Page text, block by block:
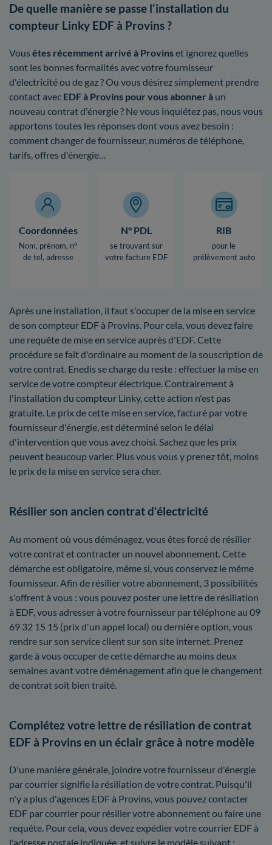
De quelle manière se passe l'installation du
compteur Linky EDF à Provins ?
Vous êtes récemment arrivé à Provinset ignorez quelles
sont les bonnes formalités avec votre fournisseur
d'électricité ou de gaz ? Ou vous désirez simplement prendre
contact avec EDF à Provins pour vous abonner à un
nouveau contrat d'énergie ? Ne vous inquiétez pas, nous vous
apportons toutes les réponses dont vous avez besoin :
comment changer de fournisseur, numéros de téléphone,
tarifs, offres d'énergie…
Coordonnées
Nom, prénom, n°
de tel, adresse
N° PDL
se trouvant sur
votre facture EDF
RIB
pour le
prélèvement auto
Après une installation, il faut s'occuper de la mise en service
de son compteur EDF à Provins. Pour cela, vous devez faire
une requête de mise en service auprès d'EDF. Cette
procédure se fait d'ordinaire au moment de la souscription de
votre contrat. Enedis se charge du reste : effectuer la mise en
service de votre compteur électrique. Contrairement à
l'installation du compteur Linky, cette action n'est pas
gratuite. Le prix de cette mise en service, facturé par votre
fournisseur d'énergie, est déterminé selon le délai
d'intervention que vous avez choisi. Sachez que les prix
peuvent beaucoup varier. Plus vous vous y prenez tôt, moins
le prix de la mise en service sera cher.
Résilier son ancien contrat d'électricité
Au moment où vous déménagez, vous êtes forcé de résilier
votre contrat et contracter un nouvel abonnement. Cette
démarche est obligatoire, même si, vous conservez le même
fournisseur. Afin de résilier votre abonnement, 3 possibilités
s'offrent à vous : vous pouvez poster une lettre de résiliation
à EDF, vous adresser à votre fournisseur par téléphone au 09
69 32 15 15 (prix d'un appel local) ou dernière option, vous
rendre sur son service client sur son site internet. Prenez
garde à vous occuper de cette démarche au moins deux
semaines avant votre déménagement afin que le changement
de contrat soit bien traité.
Complétez votre lettre de résiliation de contrat
EDF à Provins en un éclair grâce à notre modèle
D'une manière générale, joindre votre fournisseur d'énergie
par courrier signifie la résiliation de votre contrat. Puisqu'il
n'y a plus d'agences EDF à Provins, vous pouvez contacter
EDF par courrier pour résilier votre abonnement ou faire une
requête. Pour cela, vous devez expédier votre courrier EDF à
l'adresse postale indiquée, et suivre le modèle suivant :